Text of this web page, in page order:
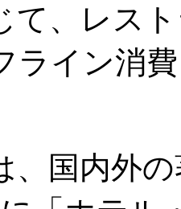
て、レス
ライン消
、国内外